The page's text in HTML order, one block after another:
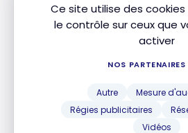
Ce site utilise des
le contrôle sur ceux que
activer
NOS PARTENAIRES
Autre
Mesure
Régies publicitaires
Vidéos
téléphone, votre numéro de
Rewards et une preuve de
programme hôtelier (copie de
ou du relevé de compte, à
Membres nord-américains :